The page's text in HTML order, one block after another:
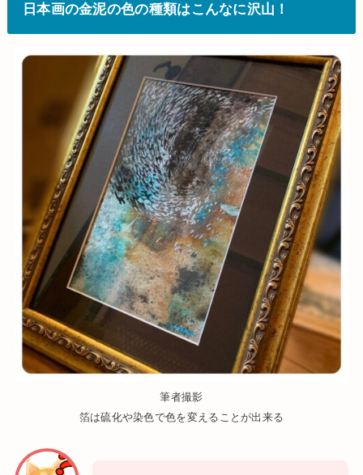
日本画の金泥の色の種類はこんなに沢山！
筆者撮影
箔は硫化や染色で色を変えることが出来る